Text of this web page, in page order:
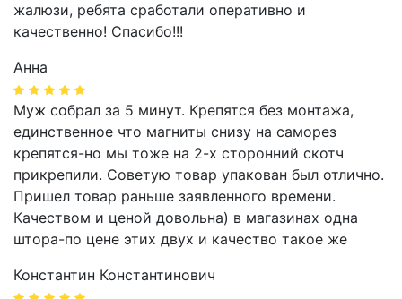
жалюзи, ребята сработали оперативно и
качественно! Спасибо!!!
Анна
Муж собрал за 5 минут. Крепятся без монтажа,
единственное что магниты снизу на саморез
крепятся-но мы тоже на 2-х сторонний скотч
прикрепили. Советую товар упакован был отлично.
Пришел товар раньше заявленного времени.
Качеством и ценой довольна) в магазинах одна
штора-по цене этих двух и качество такое же
Константин Константинович